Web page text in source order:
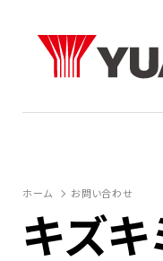
ホーム お問い合わせ
キズ